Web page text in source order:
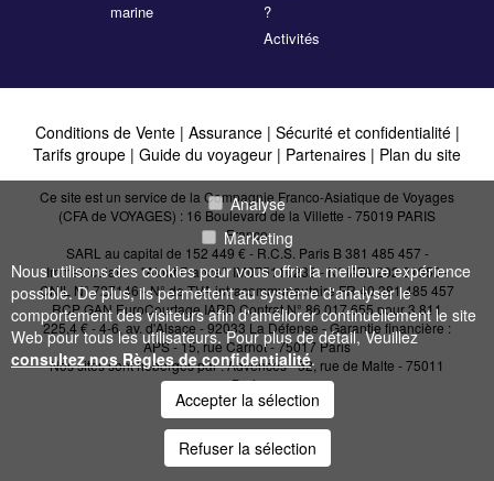
marine
?
Activités
Conditions de Vente| Assurance | Sécurité et confidentialité|
Tarifs groupe | Guide du voyageur | Partenaires | Plan du site
Ce site est un service de la Compagnie Franco-Asiatique de Voyages
(CFA de VOYAGES) : 16 Boulevard de la Villette - 75019 PARIS
France
SARL au capital de 152 449 € - R.C.S. Paris B 381 485 457 -
Immatriculation "Atout France": IM075110232 - N° IATA 202 21950 -
CNIL N° 727146 - N° de TVA intracommunautaire FR 40 381 485 457
RCP GAN EuroCourtage IARD Contrat N° 86.017.655 pour 3 811
225,4 € - 4-6, av. d'Alsace - 92033 La Défense - Garantie financière :
APS - 15, rue Carnot - 75017 Paris
Nos sites sont hébergés par :Advences - 52, rue de Malte - 75011
Paris
Analyse
Marketing
Nous utilisons des cookies pour vous offrir la meilleure expérience
possible. De plus, ils permettent au système d'analyser le
comportement des visiteurs afin d'améliorer continuellement le site
Web pour tous les utilisateurs. Pour plus de détail, Veuillez
consultez nos Règles de confidentialité.
Accepter la sélection
Refuser la sélection